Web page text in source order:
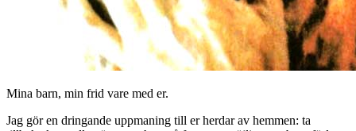
Mina barn, min frid vare med er.
Jag gör en dringande uppmaning till er herdar av hemmen: ta